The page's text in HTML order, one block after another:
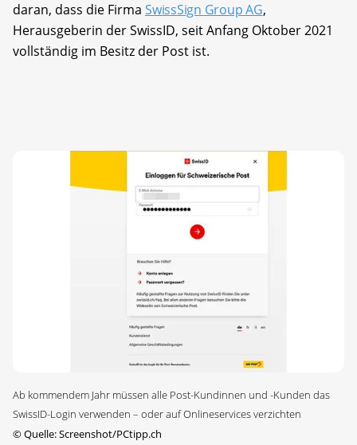
daran, dass die Firma SwissSign Group AG,
Herausgeberin der SwissID, seit Anfang Oktober 2021
vollständig im Besitz der Post ist.
Ab kommendem Jahr müssen alle Post-Kundinnen und -Kunden das
SwissID-Login verwenden – oder auf Onlineservices verzichten
©Quelle: Screenshot/PCtipp.ch